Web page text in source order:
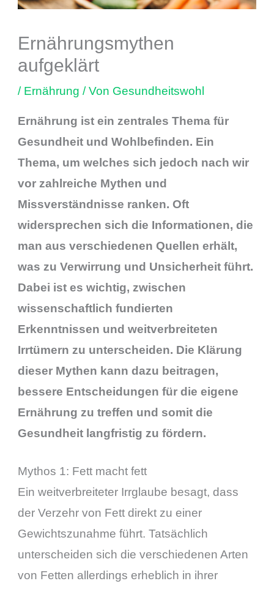
Ernährungsmythen
aufgeklärt
/ Ernährung / Von Gesundheitswohl
Ernährung ist ein zentrales Thema für
Gesundheit und Wohlbefinden. Ein
Thema, um welches sich jedoch nach wir
vor zahlreiche Mythen und
Missverständnisse ranken. Oft
widersprechen sich die Informationen, die
man aus verschiedenen Quellen erhält,
was zu Verwirrung und Unsicherheit führt.
Dabei ist es wichtig, zwischen
wissenschaftlich fundierten
Erkenntnissen und weitverbreiteten
Irrtümern zu unterscheiden. Die Klärung
dieser Mythen kann dazu beitragen,
bessere Entscheidungen für die eigene
Ernährung zu treffen und somit die
Gesundheit langfristig zu fördern.
Mythos 1: Fett macht fett
Ein weitverbreiteter Irrglaube besagt, dass
der Verzehr von Fett direkt zu einer
Gewichtszunahme führt. Tatsächlich
unterscheiden sich die verschiedenen Arten
von Fetten allerdings erheblich in ihrer